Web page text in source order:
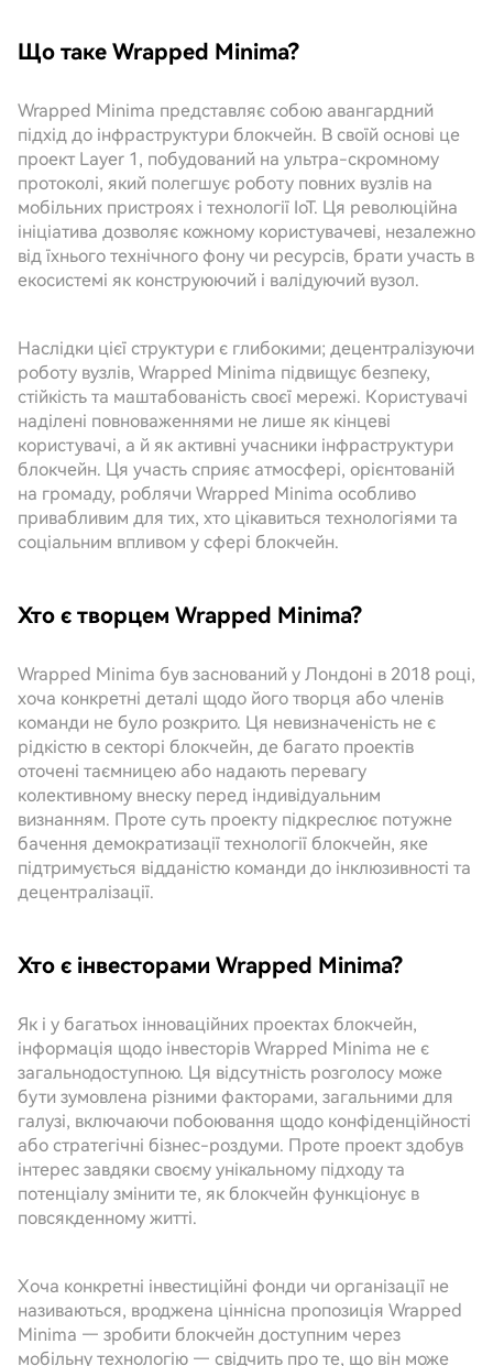
Що таке Wrapped Minima?
Wrapped Minima представляє собою авангардний
підхід до інфраструктури блокчейн. В своїй основі це
проект Layer 1, побудований на ультра-скромному
протоколі, який полегшує роботу повних вузлів на
мобільних пристроях і технології IoT. Ця революційна
ініціатива дозволяє кожному користувачеві, незалежно
від їхнього технічного фону чи ресурсів, брати участь в
екосистемі як конструюючий і валідуючий вузол.
Наслідки цієї структури є глибокими; децентралізуючи
роботу вузлів, Wrapped Minima підвищує безпеку,
стійкість та маштабованість своєї мережі. Користувачі
наділені повноваженнями не лише як кінцеві
користувачі, а й як активні учасники інфраструктури
блокчейн. Ця участь сприяє атмосфері, орієнтованій
на громаду, роблячи Wrapped Minima особливо
привабливим для тих, хто цікавиться технологіями та
соціальним впливом у сфері блокчейн.
Хто є творцем Wrapped Minima?
Wrapped Minima був заснований у Лондоні в 2018 році,
хоча конкретні деталі щодо його творця або членів
команди не було розкрито. Ця невизначеність не є
рідкістю в секторі блокчейн, де багато проектів
оточені таємницею або надають перевагу
колективному внеску перед індивідуальним
визнанням. Проте суть проекту підкреслює потужне
бачення демократизації технології блокчейн, яке
підтримується відданістю команди до інклюзивності та
децентралізації.
Хто є інвесторами Wrapped Minima?
Як і у багатьох інноваційних проектах блокчейн,
інформація щодо інвесторів Wrapped Minima не є
загальнодоступною. Ця відсутність розголосу може
бути зумовлена різними факторами, загальними для
галузі, включаючи побоювання щодо конфіденційності
або стратегічні бізнес-роздуми. Проте проект здобув
інтерес завдяки своєму унікальному підходу та
потенціалу змінити те, як блокчейн функціонує в
повсякденному житті.
Хоча конкретні інвестиційні фонди чи організації не
називаються, вроджена ціннісна пропозиція Wrapped
Minima — зробити блокчейн доступним через
мобільну технологію — свідчить про те, що він може